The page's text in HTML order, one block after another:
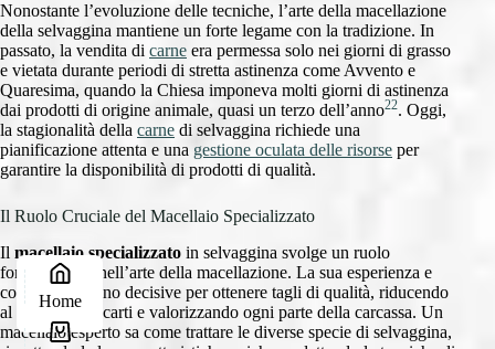
Nonostante l’evoluzione delle tecniche, l’arte della macellazione
della selvaggina mantiene un forte legame con la tradizione. In
passato, la vendita di carne era permessa solo nei giorni di grasso
e vietata durante periodi di stretta astinenza come Avvento e
Quaresima, quando la Chiesa imponeva molti giorni di astinenza
dai prodotti di origine animale, quasi un terzo dell’anno22. Oggi,
la stagionalità della carne di selvaggina richiede una
pianificazione attenta e una gestione oculata delle risorse per
garantire la disponibilità di prodotti di qualità.
Il Ruolo Cruciale del Macellaio Specializzato
Il macellaio specializzato in selvaggina svolge un ruolo
fondamentale nell’arte della macellazione. La sua esperienza e
competenza sono decisive per ottenere tagli di qualità, riducendo
al minimo gli scarti e valorizzando ogni parte della carcassa. Un
macellaio esperto sa come trattare le diverse specie di selvaggina,
Home